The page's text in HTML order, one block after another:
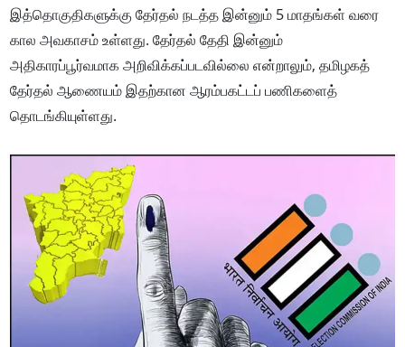
இத்தொகுதிகளுக்கு தேர்தல் நடத்த இன்னும் 5 மாதங்கள் வரை
கால அவகாசம் உள்ளது. தேர்தல் தேதி இன்னும்
அதிகாரப்பூர்வமாக அறிவிக்கப்படவில்லை என்றாலும், தமிழகத்
தேர்தல் ஆணையம் இதற்கான ஆரம்பகட்டப் பணிகளைத்
தொடங்கியுள்ளது.